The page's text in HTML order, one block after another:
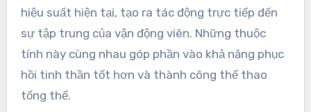
hiệu suất hiện tại, tạo ra tác động trực tiếp đến
sự tập trung của vận động viên. Những thuộc
tính này cùng nhau góp phần vào khả năng phục
hồi tinh thần tốt hơn và thành công thể thao
tổng thể.